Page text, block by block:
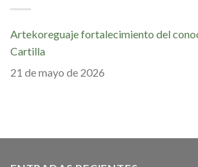
Artekoreguaje fortalecimiento del
Cartilla
21 de mayo de 2026